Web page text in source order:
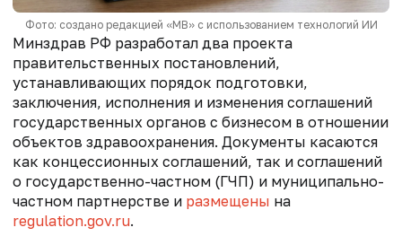
Фото: создано редакцией «МВ» с использованием технологий ИИ
Минздрав РФ разработал два проекта
правительственных постановлений,
устанавливающих порядок подготовки,
заключения, исполнения и изменения соглашений
государственных органов с бизнесом в отношении
объектов здравоохранения. Документы касаются
как концессионных соглашений, так и соглашений
о государственно-частном (ГЧП) и муниципально-
частном партнерстве и размещены на
regulation.gov.ru.